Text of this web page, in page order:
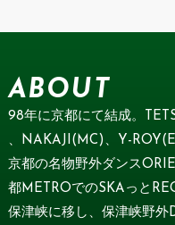
ABOUT
98年に京都にて結成。
、NAKAJI(MC)、Y-
京都の名物野外ダンス
都METROでのSKAっと
保津峡に移し、保津峡野